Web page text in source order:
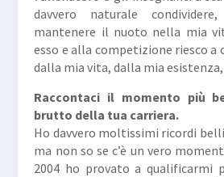
davvero naturale
mantenere il nuoto nella mia
esso e alla competizione riesco a
dalla mia vita, dalla mia
Raccontaci il momento più
brutto della tua carriera.
Ho davvero moltissimi ricordi
ma non so se c’è un vero
2004 ho provato a qualificarmi